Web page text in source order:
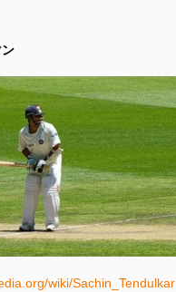
wiki/Sachin_Tendulkar